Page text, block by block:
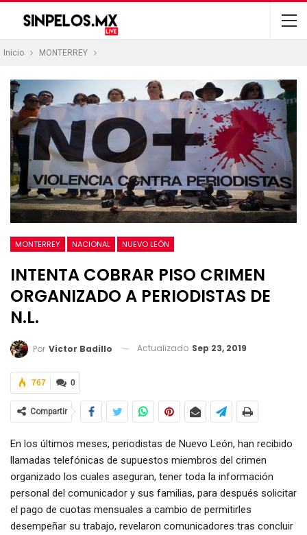
Inicio MONTERREY
MONTERREY NACIONAL NUEVO LEÓN
INTENTA COBRAR PISO CRIMEN
ORGANIZADO A PERIODISTAS DE
N.L.
Por Victor Badillo Actualizado Sep 23, 2019
0
767
Compartir
En los últimos meses, periodistas de Nuevo León, han recibido
llamadas telefónicas de supuestos miembros del crimen
organizado los cuales aseguran, tener toda la información
personal del comunicador y sus familias, para después solicitar
el pago de cuotas mensuales a cambio de permitirles
desempeñar su trabajo, revelaron comunicadores tras concluir